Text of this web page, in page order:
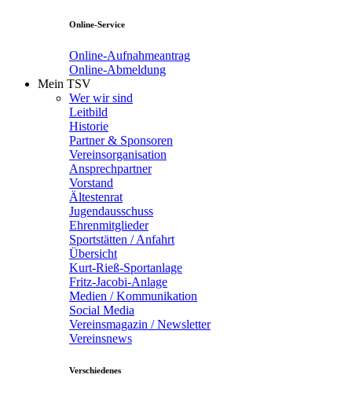
Online-Service
Online-Aufnahmeantrag
Online-Abmeldung
Mein TSV
Wer wir sind
Leitbild
Historie
Partner & Sponsoren
Vereinsorganisation
Ansprechpartner
Vorstand
Ältestenrat
Jugendausschuss
Ehrenmitglieder
Sportstätten / Anfahrt
Übersicht
Kurt-Rieß-Sportanlage
Fritz-Jacobi-Anlage
Medien / Kommunikation
Social Media
Vereinsmagazin / Newsletter
Vereinsnews
Verschiedenes